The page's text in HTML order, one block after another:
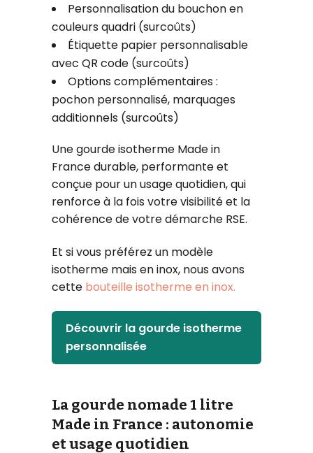
Personnalisation du bouchon en
couleurs quadri (surcoûts)
Étiquette papier personnalisable
avec QR code (surcoûts)
Options complémentaires :
pochon personnalisé, marquages
additionnels (surcoûts)
Une gourde isotherme Made in
France durable, performante et
conçue pour un usage quotidien, qui
renforce à la fois votre visibilité et la
cohérence de votre démarche RSE.
Et si vous préférez un modèle
isotherme mais en inox, nous avons
cette bouteille isotherme en inox.
Découvrir la gourde isotherme
personnalisée
La gourde nomade 1 litre
Made in France : autonomie
et usage quotidien